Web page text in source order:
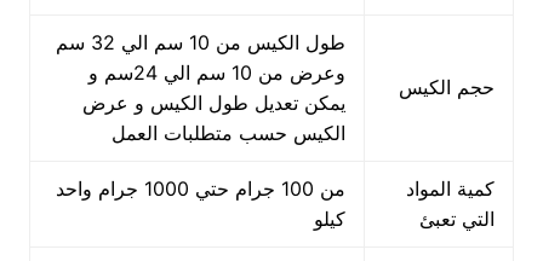
حجم الكيس
طول الكيس من 10 سم الي 32 سم
وعرض من 10 سم الي 24سم و
يمكن تعديل طول الكيس و عرض
الكيس حسب متطلبات العمل
كمية المواد
التي تعبئ
من 100 جرام حتي 1000 جرام واحد
كيلو